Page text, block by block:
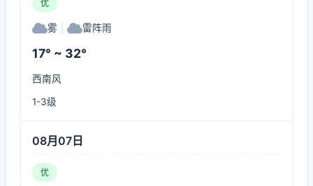
优
雾 雷阵雨
17° ~ 32°
西南风
1-3级
08月07日
优